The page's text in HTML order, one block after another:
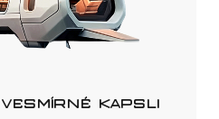
KAPSLI